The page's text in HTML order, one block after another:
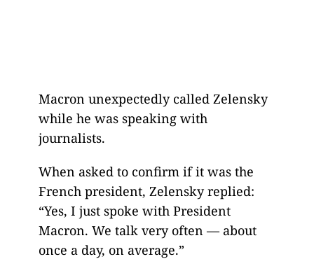
Macron unexpectedly called Zelensky
while he was speaking with
journalists.
When asked to confirm if it was the
French president, Zelensky replied:
“Yes, I just spoke with President
Macron. We talk very often — about
once a day, on average.”